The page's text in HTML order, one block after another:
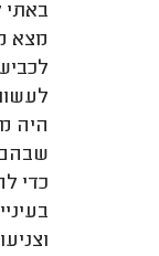
באתי
מצא
היה
כדי